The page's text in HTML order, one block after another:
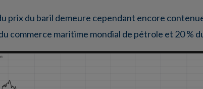
prix du baril demeure cependant encore
commerce maritime mondial de pétrole et 20 %